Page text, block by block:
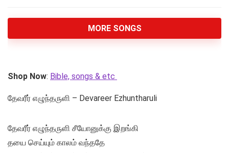
MORE SONGS
Shop Now: Bible, songs & etc
தேவரீர் எழுந்தருளி – Devareer Ezhuntharuli
தேவரீர் எழுந்தருளி சீயோனுக்கு இறங்கி
தயை செய்யும் காலம் வந்ததே